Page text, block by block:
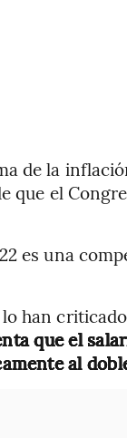
de la
el
es una
han
que el
al